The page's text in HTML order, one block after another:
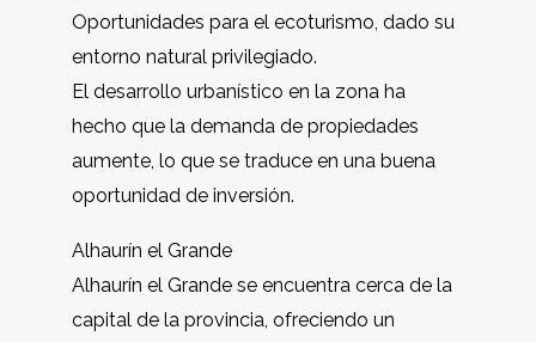
Oportunidades para el ecoturismo, dado su
entorno natural privilegiado.
El desarrollo urbanístico en la zona ha
hecho que la demanda de propiedades
aumente, lo que se traduce en una buena
oportunidad de inversión.
Alhaurín el Grande
Alhaurín el Grande se encuentra cerca de la
capital de la provincia, ofreciendo un